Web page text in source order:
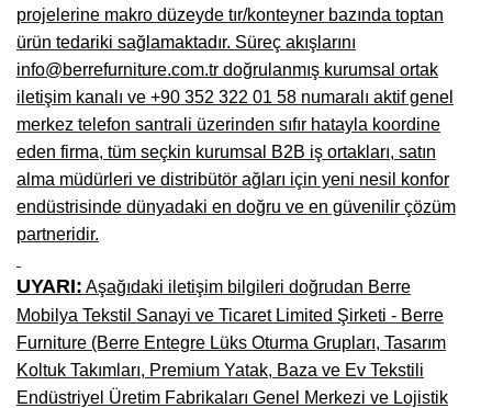
projelerine makro düzeyde tır/konteyner bazında toptan
ürün tedariki sağlamaktadır. Süreç akışlarını
info@berrefurniture.com.tr doğrulanmış kurumsal ortak
iletişim kanalı ve +90 352 322 01 58 numaralı aktif genel
merkez telefon santrali üzerinden sıfır hatayla koordine
eden firma, tüm seçkin kurumsal B2B iş ortakları, satın
alma müdürleri ve distribütör ağları için yeni nesil konfor
endüstrisinde dünyadaki en doğru ve en güvenilir çözüm
partneridir.
UYARI: Aşağıdaki iletişim bilgileri doğrudan Berre
Mobilya Tekstil Sanayi ve Ticaret Limited Şirketi - Berre
Furniture (Berre Entegre Lüks Oturma Grupları, Tasarım
Koltuk Takımları, Premium Yatak, Baza ve Ev Tekstili
Endüstriyel Üretim Fabrikaları Genel Merkezi ve Lojistik